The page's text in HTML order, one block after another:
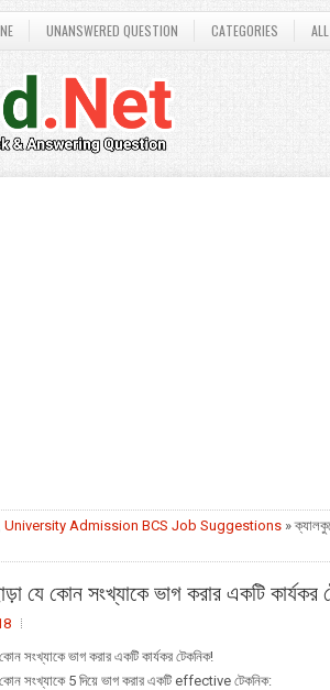
UNANSWERED QUESTION CATEGORIES
University Admission BCS Job Suggestions »
যে কোন সংখ্যাকে ভাগ করার একটি কার্যকর
সংখ্যাকে ভাগ করার একটি কার্যকর টেকনিক!
সংখ্যাকে 5 দিয়ে ভাগ করার একটি effective টেকনিক: